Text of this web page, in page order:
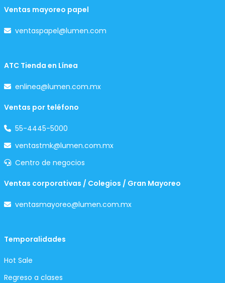
Ventas mayoreo papel
ventaspapel@lumen.com
ATC Tienda en Línea
enlinea@lumen.com.mx
Ventas por teléfono
55-4445-5000
ventastmk@lumen.com.mx
Centro de negocios
Ventas corporativas / Colegios / Gran Mayoreo
ventasmayoreo@lumen.com.mx
Temporalidades
Hot Sale
Regreso a clases